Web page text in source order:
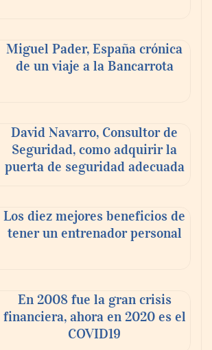
Miguel Pader, España crónica
de un viaje a la Bancarrota
David Navarro, Consultor de
Seguridad, como adquirir la
puerta de seguridad adecuada
Los diez mejores beneficios de
tener un entrenador personal
En 2008 fue la gran crisis
financiera, ahora en 2020 es el
COVID19